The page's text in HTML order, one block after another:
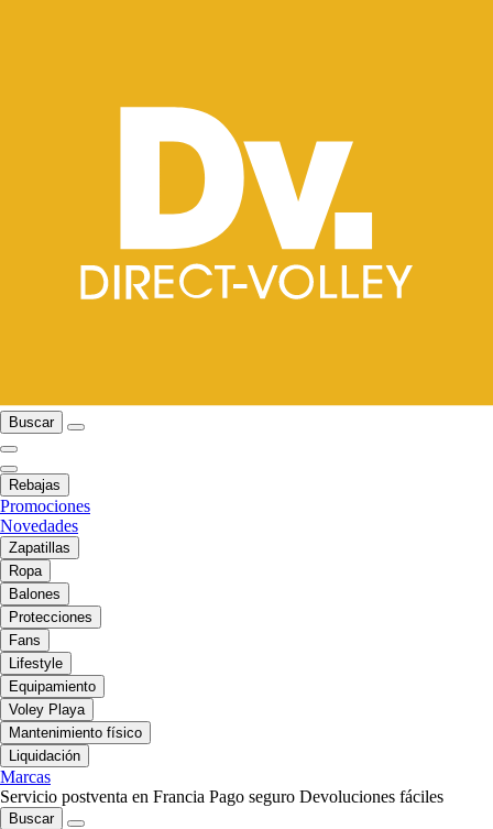
Buscar
Rebajas
Promociones
Novedades
Zapatillas
Ropa
Balones
Protecciones
Fans
Lifestyle
Equipamiento
Voley Playa
Mantenimiento físico
Liquidación
Marcas
Servicio postventa en Francia Pago seguro Devoluciones fáciles
Buscar